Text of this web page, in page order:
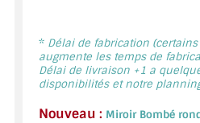
MIROIR POUR SALLE DE
MIROIR ENCADRÉ
MIROIR TV
* Délai de fabrication
augmente les temps de
Délai de livraison +1 a
disponibilités et notre
Nouveau : Miroir Bombé